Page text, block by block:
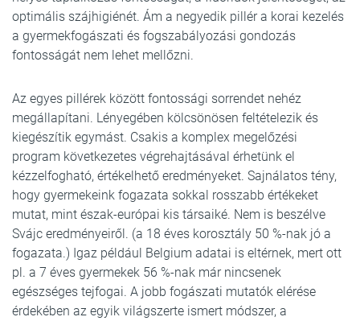
optimális szájhigiénét. Ám a negyedik pillér a korai kezelés
a gyermekfogászati és fogszabályozási gondozás
fontosságát nem lehet mellőzni.
Az egyes pillérek között fontossági sorrendet nehéz
megállapítani. Lényegében kölcsönösen feltételezik és
kiegészítik egymást. Csakis a komplex megelőzési
program következetes végrehajtásával érhetünk el
kézzelfogható, értékelhető eredményeket. Sajnálatos tény,
hogy gyermekeink fogazata sokkal rosszabb értékeket
mutat, mint észak-európai kis társaiké. Nem is beszélve
Svájc eredményeiről. (a 18 éves korosztály 50 %-nak jó a
fogazata.) Igaz például Belgium adatai is eltérnek, mert ott
pl. a 7 éves gyermekek 56 %-nak már nincsenek
egészséges tejfogai. A jobb fogászati mutatók elérése
érdekében az egyik világszerte ismert módszer, a